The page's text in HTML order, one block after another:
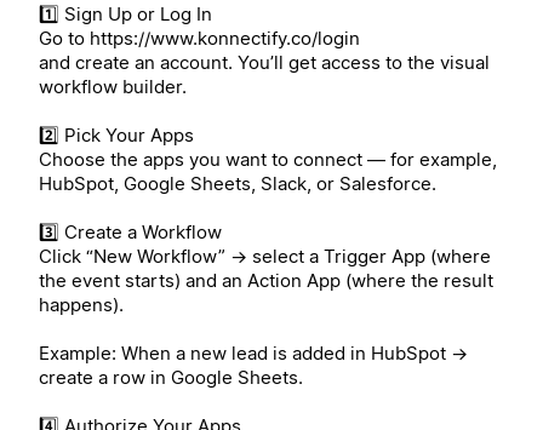
1️⃣ Sign Up or Log In
Go to https://www.konnectify.co/login
and create an account. You’ll get access to the visual
workflow builder.
2️⃣ Pick Your Apps
Choose the apps you want to connect — for example,
HubSpot, Google Sheets, Slack, or Salesforce.
3️⃣ Create a Workflow
Click “New Workflow” → select a Trigger App (where
the event starts) and an Action App (where the result
happens).
Example: When a new lead is added in HubSpot →
create a row in Google Sheets.